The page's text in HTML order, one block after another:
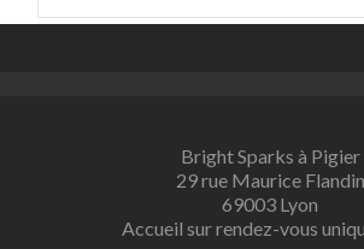
Bright Sparks à Pigier
29 rue Maurice Flandin
69003 Lyon
Accueil sur rendez-vous